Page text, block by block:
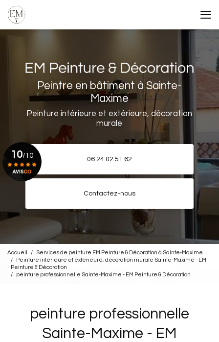
au
contenu
Peintre en bâtiment à Sainte-
Maxime
Peinture intérieure et extérieure, décoration
murale
06 24 02 51 62
Contactez-nous
10/10
Accueil
Services de peinture EM Peinture & Décoration à Sainte-Maxime
Peinture intérieure et extérieure, décoration murale Sainte-Maxime - EM
Peinture & Décoration
peinture professionnelle Sainte-Maxime - EM Peinture & Décoration
peinture professionnelle
Sainte-Maxime - EM